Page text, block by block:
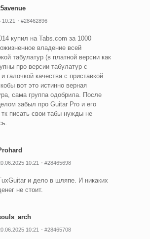
10:21 #28462896
купил на Tabs.com за 1000
владение всей
табулатур (в платной версии как
про версии табулатур с
галочкой качества с приставкой
вот это истинно верная
сама группа одобрила. После
забыл про Guitar Pro и его
тк писать свои табы нужды не
10:21 #28465698
и дело в шляпе. И никаких
не стоит.
10:21 #28465708